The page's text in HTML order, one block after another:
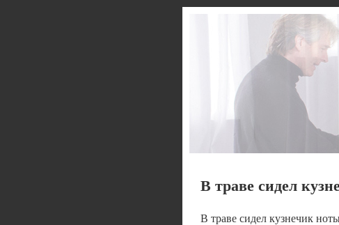
В траве сидел
В траве сидел кузнечик